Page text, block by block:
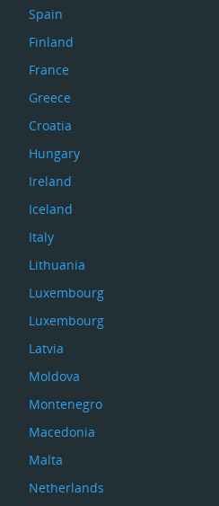
Spain
Finland
France
Greece
Croatia
Hungary
Ireland
Iceland
Italy
Lithuania
Luxembourg
Luxembourg
Latvia
Moldova
Montenegro
Macedonia
Malta
Netherlands